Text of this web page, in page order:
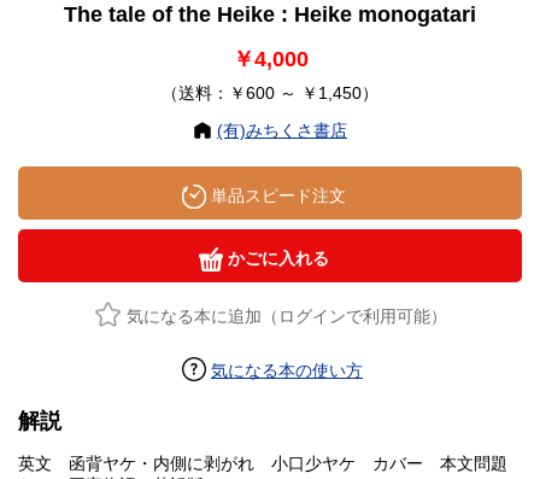
The tale of the Heike : Heike monogatari
￥4,000
（送料：￥600 ～ ￥1,450）
(有)みちくさ書店
単品スピード注文
かごに入れる
気になる本に追加（ログインで利用可能）
気になる本の使い方
解説
英文 函背ヤケ・内側に剥がれ 小口少ヤケ カバー 本文問題